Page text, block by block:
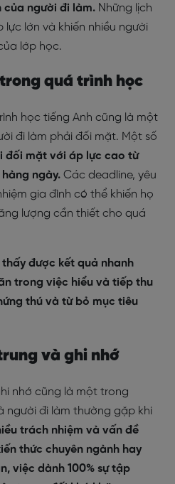
của người đi làm. Những lịch
lớn và khiến nhiều người
lớp học.
quá trình học
học tiếng Anh cũng là một
đi làm phải đối mặt. Một số
đối mặt với áp lực cao từ
ngày. Các deadline, yêu
gia đình có thể khiến họ
lượng cần thiết cho quá
thấy được kết quả nhanh
trong việc hiểu và tiếp thu
thú và từ bỏ mục tiêu
và ghi nhớ
nhớ cũng là một trong
người đi làm thường gặp khi
trách nhiệm và vấn đề
thức chuyên ngành hay
việc dành 100% sự tập